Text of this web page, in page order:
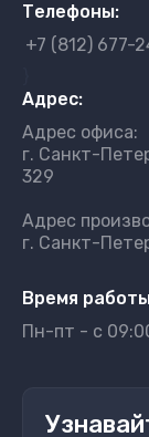
Телефоны:
+7 (812) 677-
Адрес:
Адрес офиса:
г. Санкт-
329
Адрес
г. Санкт-
Время
Пн-пт - с